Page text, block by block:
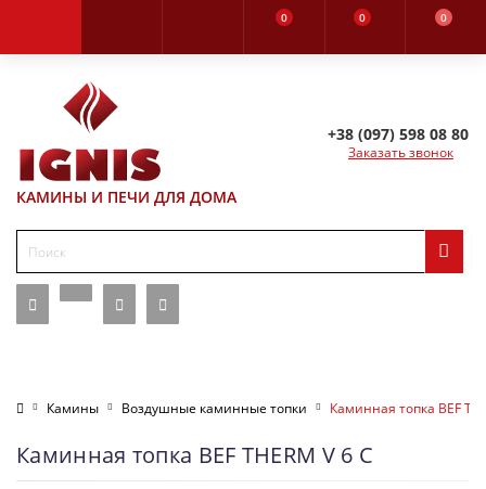
0 0 0
КАМИНЫ И ПЕЧИ ДЛЯ ДОМА
+38 (097) 598 08 80
Заказать звонок
Камины Воздушные каминные топки Каминная топка BEF
Каминная топка BEF THERM V 6 C